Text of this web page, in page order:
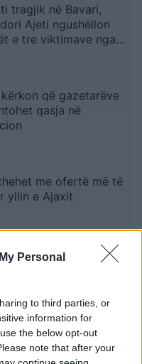
Personal
to third parties, or
information for
the below opt-out
note that after your
tragjik në Bavari,
Ajeti ngushëllon
e tre viktimave nga
kërkon që gazetarëve
qasja në
me ofertë më të
yllin e Ajaxit
përgatit një